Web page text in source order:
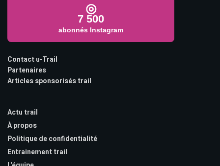
◎
7 500
abonnés Instagram
Contact u-Trail
Partenaires
Articles sponsorisés trail
Actu trail
À propos
Politique de confidentialité
Entrainement trail